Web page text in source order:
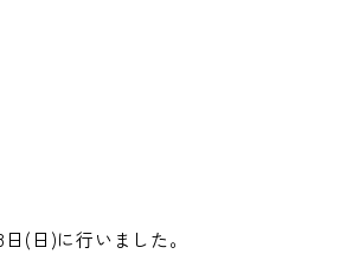
(日)に行いました。